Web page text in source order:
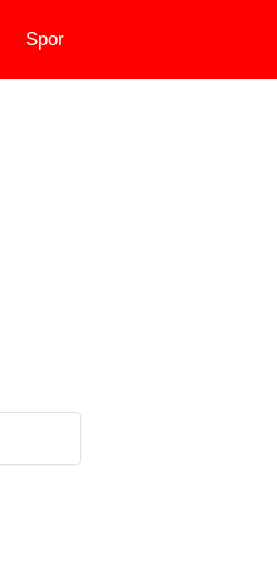
Spor